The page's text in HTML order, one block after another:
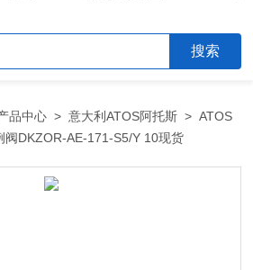
品中心 >意大利ATOS阿托斯 >ATOS
DKZOR-AE-171-S5/Y 10现货